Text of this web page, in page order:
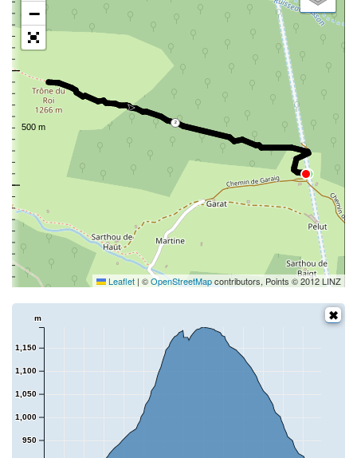
2
−
Leaflet | ©OpenStreetMapcontributors, Points © 2012 LINZ
950
1,000
1,050
1,100
1,150
m